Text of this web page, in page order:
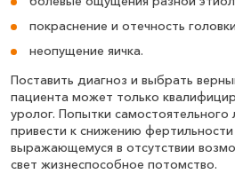
покраснение и отечность
неопущение яичка.
Поставить диагноз и выбрать
пациента может только
уролог. Попытки самостоятельного
привести к снижению
выражающемуся в отсутствии
свет жизнеспособное потомство.